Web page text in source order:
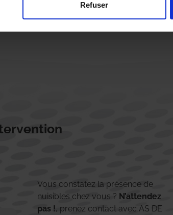
Refuser
Vous constatez la présence de
nuisibles chez vous ? N’attendez
pas !, prenez contact avec AS DE